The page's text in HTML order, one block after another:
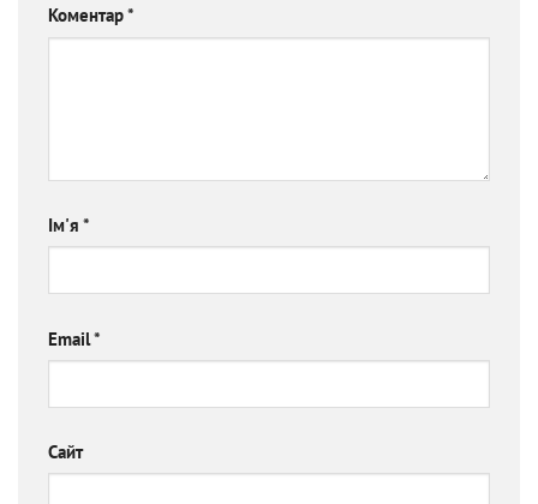
Коментар*
Ім'я *
Email*
Сайт